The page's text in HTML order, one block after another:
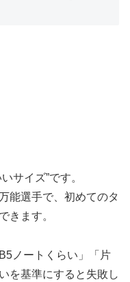
サイズ”です。
能選手で、初めてのタ
きます。
ノートくらい」「片
を基準にすると失敗し